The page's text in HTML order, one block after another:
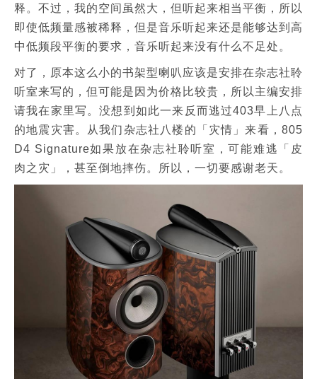
释。不过，我的空间虽然大，但听起来相当平衡，所以
即使低频量感被稀释，但是音乐听起来还是能够达到高
中低频段平衡的要求，音乐听起来没有什么不足处。
对了，原本这么小的书架型喇叭应该是安排在杂志社聆
听室来写的，但可能是因为价格比较贵，所以主编安排
请我在家里写。没想到如此一来反而逃过403早上八点
的地震灾害。从我们杂志社八楼的「灾情」来看，805
D4 Signature如果放在杂志社聆听室，可能难逃「皮
肉之灾」，甚至倒地摔伤。所以，一切要感谢老天。